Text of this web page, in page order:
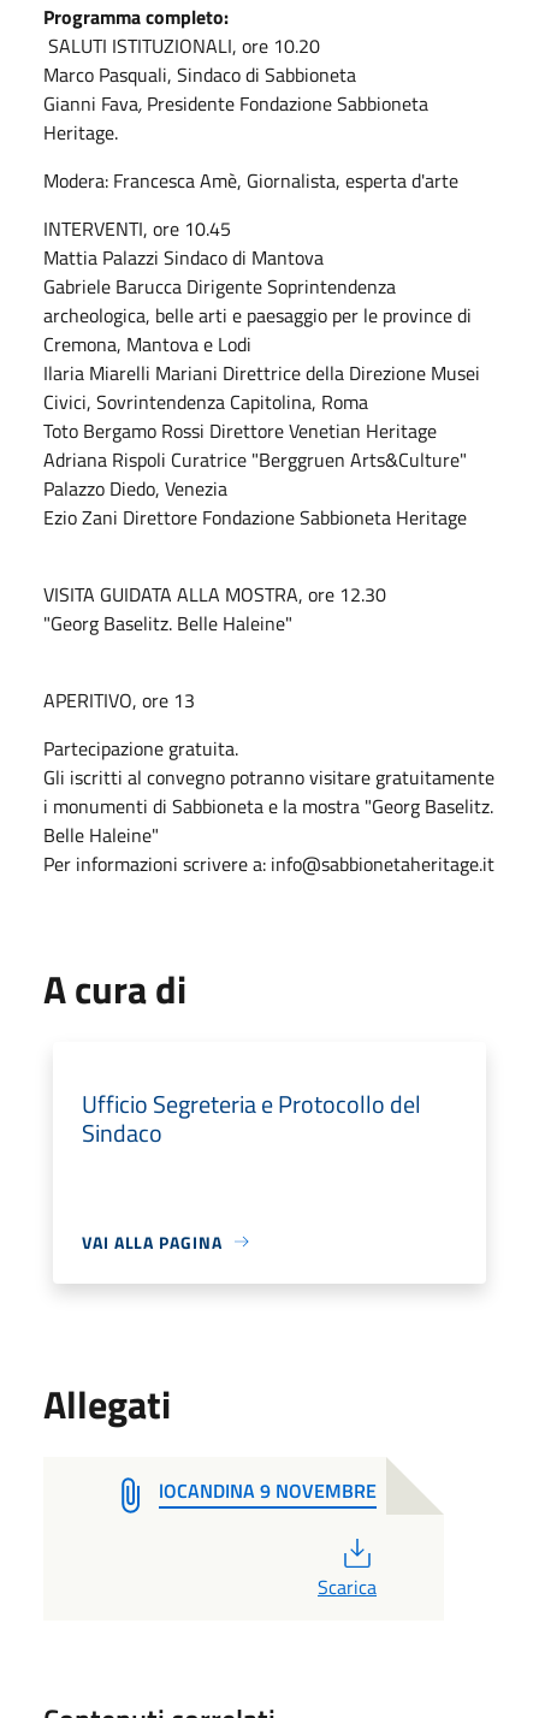
Programma completo:
SALUTI ISTITUZIONALI, ore 10.20
Marco Pasquali, Sindaco di Sabbioneta
Gianni Fava, Presidente Fondazione Sabbioneta
Heritage.
Modera: Francesca Amè, Giornalista, esperta d'arte
INTERVENTI, ore 10.45
Mattia Palazzi Sindaco di Mantova
Gabriele Barucca Dirigente Soprintendenza
archeologica, belle arti e paesaggio per le province di
Cremona, Mantova e Lodi
Ilaria Miarelli Mariani Direttrice della Direzione Musei
Civici, Sovrintendenza Capitolina, Roma
Toto Bergamo Rossi Direttore Venetian Heritage
Adriana Rispoli Curatrice "Berggruen Arts&Culture"
Palazzo Diedo, Venezia
Ezio Zani Direttore Fondazione Sabbioneta Heritage
VISITA GUIDATA ALLA MOSTRA, ore 12.30
"Georg Baselitz. Belle Haleine"
APERITIVO, ore 13
Partecipazione gratuita.
Gli iscritti al convegno potranno visitare gratuitamente
i monumenti di Sabbioneta e la mostra "Georg Baselitz.
Belle Haleine"
Per informazioni scrivere a: info@sabbionetaheritage.it
A cura di
Ufficio Segreteria e Protocollo del
Sindaco
VAI ALLA PAGINA
Allegati
lOCANDINA 9 NOVEMBRE
Scarica